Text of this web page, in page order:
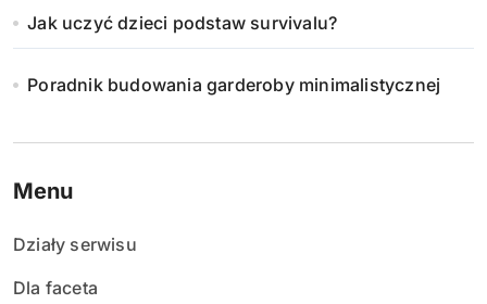
Jak uczyć dzieci podstaw survivalu?
Poradnik budowania garderoby minimalistycznej
Menu
Działy serwisu
Dla faceta